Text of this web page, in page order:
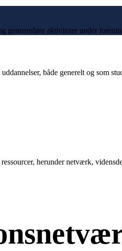
aktiviteter under
både generelt og som
herunder netværk,